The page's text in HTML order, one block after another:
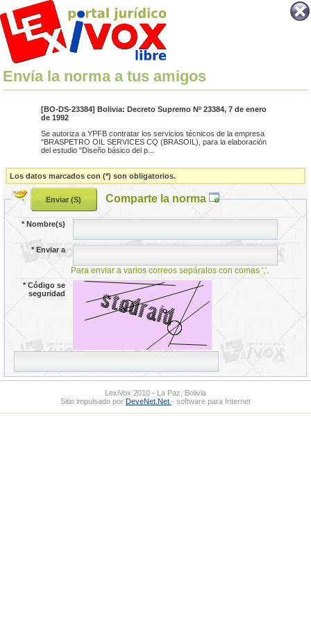
Envía la norma a tus amigos
[BO-DS-23384] Bolivia: Decreto Supremo Nº 23384, 7 de enero
de 1992
Se autoriza a YPFB contratar los servicios técnicos de la empresa
"BRASPETRO OIL SERVICES CQ (BRASOIL), para la elaboración
del estudio "Diseño básico del p...
Los datos marcados con (*) son obligatorios.
Comparte la norma
*Nombre(s)
*Enviar a
Para enviar a varios correos sepáralos con comas ','.
*Código se
seguridad
LexiVox 2010 - La Paz, Bolivia
Sitio impulsado por DeveNet.Net - software para Internet